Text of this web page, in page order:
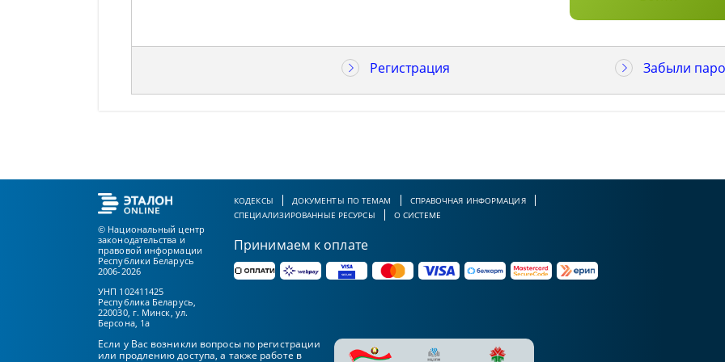
Регистрация Забыли
© Национальный центр
законодательства и
правовой информации
Республики Беларусь
2006-2026
УНП 102411425
Республика Беларусь,
220030, г. Минск, ул.
Берсона, 1а
КОДЕКСЫ ДОКУМЕНТЫ ПО ТЕМАМ
СПРАВОЧНАЯ ИНФОРМАЦИЯ
СПЕЦИАЛИЗИРОВАННЫЕ РЕСУРСЫ
О СИСТЕМЕ
Принимаем к оплате
Если у Вас возникли вопросы по регистрации
или продлению доступа, а также работе в